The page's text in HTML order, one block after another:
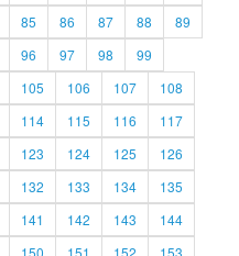
85 86 87 88
89
96 97 98
99
105 106 107
108
114 115 116
117
123 124 125
126
132 133 134
135
141 142 143
144
150 151 152
153